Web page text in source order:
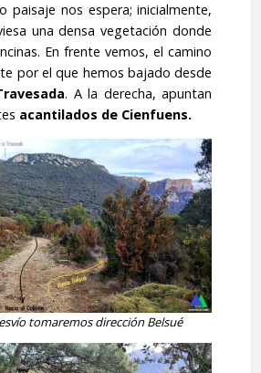
paisaje nos espera; inicialmente,
una densa vegetación donde
En frente vemos, el camino
por el que hemos bajado desde
. A la derecha, apuntan
acantilados de Cienfuens.
tomaremos dirección Belsué